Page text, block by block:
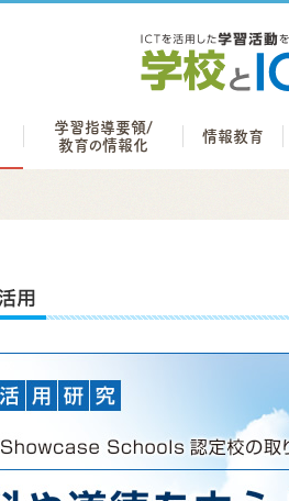
学習指導要領/
教育の情報化
情報教育